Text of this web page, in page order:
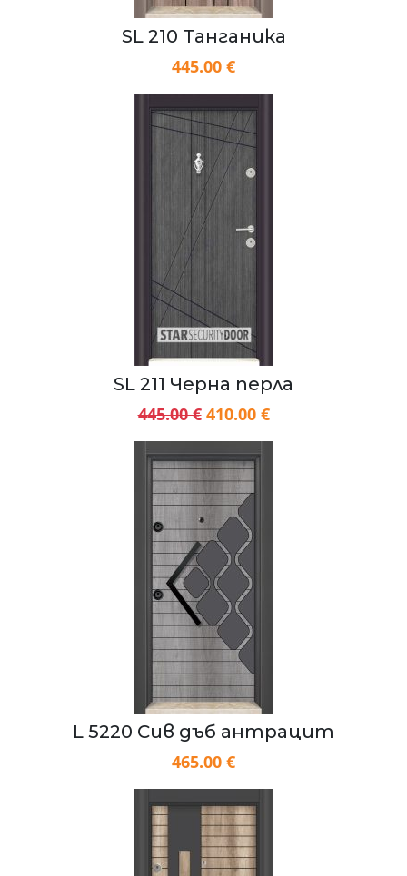
SL 210 Танганика
445.00 €
SL 211 Черна перла
445.00 €410.00 €
L 5220 Сив дъб антрацит
465.00 €